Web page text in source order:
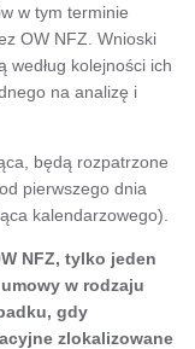
w tym terminie
OW NFZ. Wnioski
według kolejności ich
na analizę i
będą rozpatrzone
pierwszego dnia
kalendarzowego).
NFZ, tylko jeden
w rodzaju
gdy
zlokalizowane